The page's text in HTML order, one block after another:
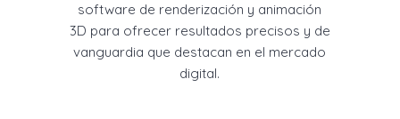
software de renderización y animación
3D para ofrecer resultados precisos y de
vanguardia que destacan en el mercado
digital.